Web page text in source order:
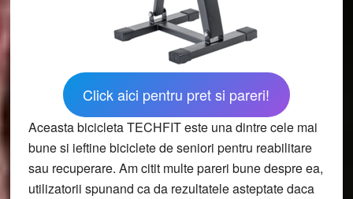
Click aici pentru pret si pareri!
Aceasta bicicleta TECHFIT este una dintre cele mai
bune si ieftine biciclete de seniori pentru reabilitare
sau recuperare. Am citit multe pareri bune despre ea,
utilizatorii spunand ca da rezultatele asteptate daca